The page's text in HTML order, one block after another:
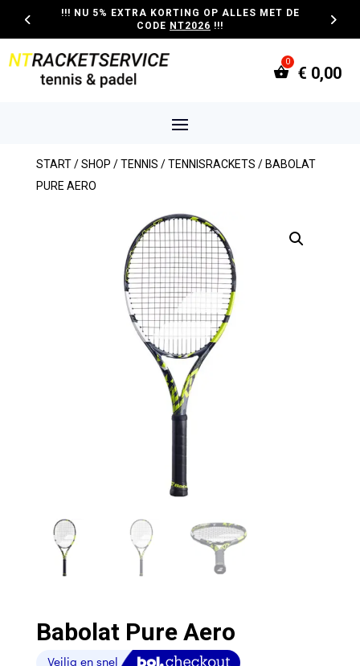
!!! NU 5% EXTRA KORTING OP ALLES MET DE
CODE NT2026 !!!
€ 0,00
START/SHOP /TENNIS /TENNISRACKETS / BABOLAT
PURE AERO
Babolat Pure Aero